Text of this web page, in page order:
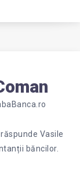
Vasile
băncilor.